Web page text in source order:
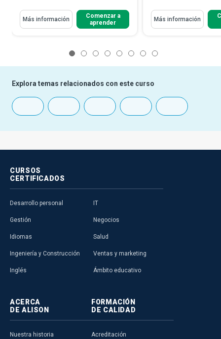
Más información
Comenzar a
aprender
Más información
Explora temas relacionados con este curso
CURSOS
CERTIFICADOS
Desarrollo personal
Gestión
Idiomas
Ingeniería y Construcción
Inglés
IT
Negocios
Salud
Ventas y marketing
Ámbito educativo
ACERCA
DE ALISON
Nuestra historia
FORMACIÓN
DE CALIDAD
Acreditación